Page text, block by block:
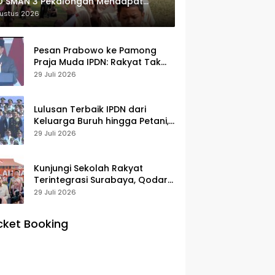
dan Respon Positif Orang
Murid
2026
Pesan Prabowo ke Pamong
Praja Muda IPDN: Rakyat Tak
Butuh Birokrasi Berbelit
29 Juli 2026
Lulusan Terbaik IPDN dari
Keluarga Buruh hingga Petani,
Prabowo: Membanggakan Hati
29 Juli 2026
Kunjungi Sekolah Rakyat
Terintegrasi Surabaya, Qodari:
Fasilitasnya Setara Sekolah
29 Juli 2026
Booking